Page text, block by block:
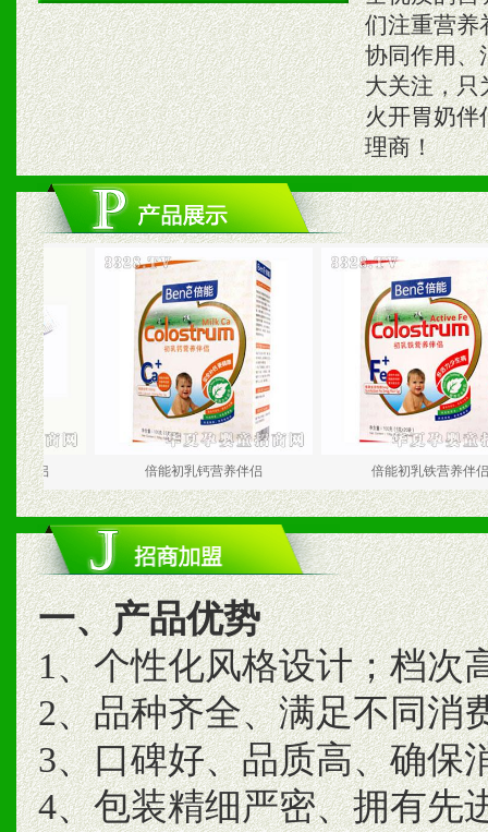
们注重营养
协同作用、
大关注，只
火开胃奶伴
理商！
倍能初乳钙营养伴侣 倍能初乳铁营养伴侣
一、产品优势
1、个性化风格设计；档次
2、品种齐全、满足不同消
3、口碑好、品质高、确保
4、包装精细严密、拥有先